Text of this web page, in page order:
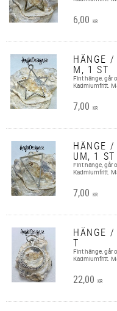
6,00 KR
HÄNGE /
M, 1 ST
Fint hänge, går
Kadmiumfritt.
7,00 KR
HÄNGE /
UM, 1 ST
Fint hänge, går
Kadmiumfritt.
7,00 KR
HÄNGE /
T
Fint hänge, går
Kadmiumfritt.
22,00 KR